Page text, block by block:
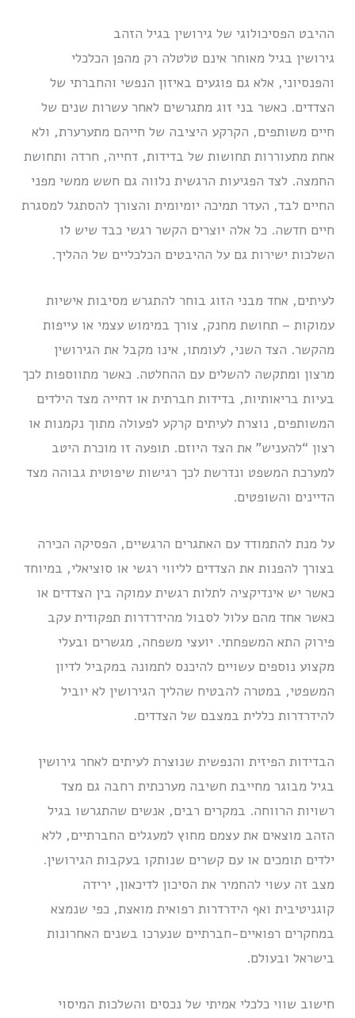
ההיבט הפסיכולוגי של גירושין בגיל הזהב
גירושין בגיל מאוחר אינם טלטלה רק מהפן הכלכלי
והפנסיוני, אלא גם פוגעים באיזון הנפשי והחברתי של
הצדדים. כאשר בני זוג מתגרשים לאחר עשרות שנים של
חיים משותפים, הקרקע היציבה של חייהם מתערערת, ולא
אחת מתעוררות תחושות של בדידות, דחייה, חרדה ותחושת
החמצה. לצד הפגיעות הרגשית נלווה גם חשש ממשי מפני
החיים לבד, העדר תמיכה יומיומית והצורך להסתגל למסגרת
חיים חדשה. כל אלה יוצרים הקשר רגשי כבד שיש לו
השלכות ישירות גם על ההיבטים הכלכליים של ההליך.
לעיתים, אחד מבני הזוג בוחר להתגרש מסיבות אישיות
עמוקות – תחושת מחנק, צורך במימוש עצמי או עייפות
מהקשר. הצד השני, לעומתו, אינו מקבל את הגירושין
מרצון ומתקשה להשלים עם ההחלטה. כאשר מתווספות לכך
בעיות בריאותיות, בדידות חברתית או דחייה מצד הילדים
המשותפים, נוצרת לעיתים קרקע לפעולה מתוך נקמנות או
רצון “להעניש” את הצד היוזם. תופעה זו מוכרת היטב
למערכת המשפט ונדרשת לכך רגישות שיפוטית גבוהה מצד
הדיינים והשופטים.
על מנת להתמודד עם האתגרים הרגשיים, הפסיקה הכירה
בצורך להפנות את הצדדים לליווי רגשי או סוציאלי, במיוחד
כאשר יש אינדיקציה לתלות רגשית עמוקה בין הצדדים או
כאשר אחד מהם עלול לסבול מהידרדרות תפקודית עקב
פירוק התא המשפחתי. יועצי משפחה, מגשרים ובעלי
מקצוע נוספים עשויים להיכנס לתמונה במקביל לדיון
המשפטי, במטרה להבטיח שהליך הגירושין לא יוביל
להידרדרות כללית במצבם של הצדדים.
הבדידות הפיזית והנפשית שנוצרת לעיתים לאחר גירושין
בגיל מבוגר מחייבת חשיבה מערכתית רחבה גם מצד
רשויות הרווחה. במקרים רבים, אנשים שהתגרשו בגיל
הזהב מוצאים את עצמם מחוץ למעגלים החברתיים, ללא
ילדים תומכים או עם קשרים שנותקו בעקבות הגירושין.
מצב זה עשוי להחמיר את הסיכון לדיכאון, ירידה
קוגניטיבית ואף הידרדרות רפואית מואצת, כפי שנמצא
במחקרים רפואיים-חברתיים שנערכו בשנים האחרונות
בישראל ובעולם.
חישוב שווי כלכלי אמיתי של נכסים והשלכות המיסוי